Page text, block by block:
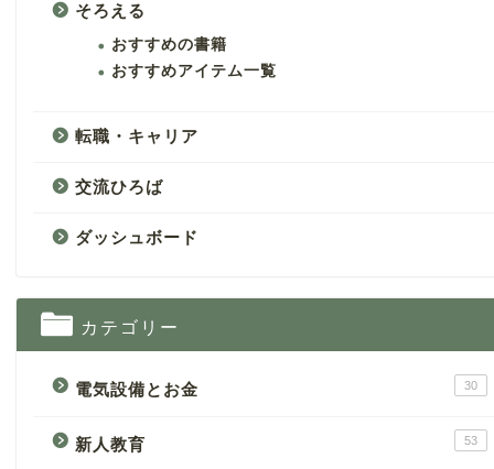
そろえる
おすすめの書籍
おすすめアイテム一覧
転職・キャリア
交流ひろば
ダッシュボード
カテゴリー
電気設備とお金 30
新人教育 53